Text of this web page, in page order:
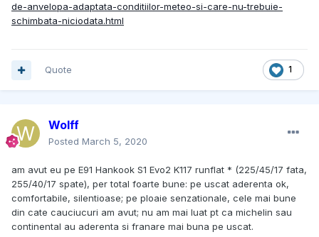
de-anvelopa-adaptata-conditiilor-meteo-si-care-nu-trebuie-
schimbata-niciodata.html
1
Quote
Wolff
Posted March 5, 2020
am avut eu pe E91 Hankook S1 Evo2 K117 runflat * (225/45/17 fata,
255/40/17 spate), per total foarte bune: pe uscat aderenta ok,
comfortabile, silentioase; pe ploaie senzationale, cele mai bune
din cate cauciucuri am avut; nu am mai luat pt ca michelin sau
continental au aderenta si franare mai buna pe uscat.